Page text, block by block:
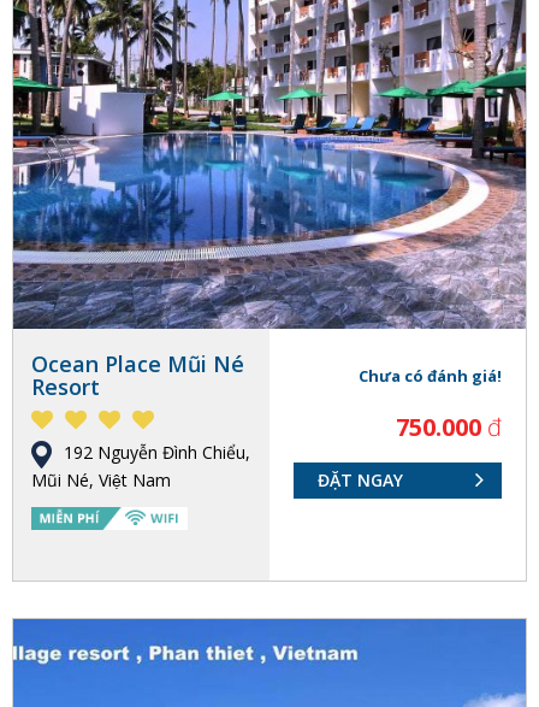
Ocean Place Mũi Né
Resort
192 Nguyễn Đình Chiểu,
Mũi Né, Việt Nam
Chưa có đánh giá!
750.000 đ
ĐẶT NGAY